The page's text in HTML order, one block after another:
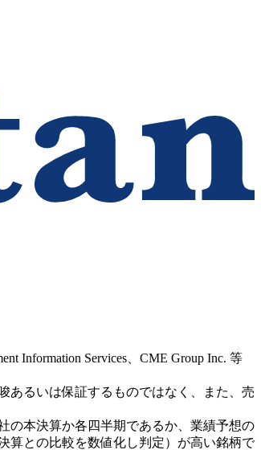
Information Services、CME Group Inc. 等
あるいは保証するものではなく、また、売
の本決算か各四半期であるか、業績予想の
算との比較を数値化し判定）が高い銘柄で